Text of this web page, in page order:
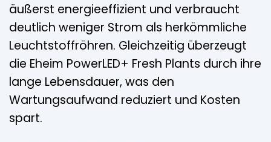
äußerst energieeffizient und verbraucht
deutlich weniger Strom als herkömmliche
Leuchtstoffröhren. Gleichzeitig überzeugt
die Eheim PowerLED+ Fresh Plants durch ihre
lange Lebensdauer, was den
Wartungsaufwand reduziert und Kosten
spart.